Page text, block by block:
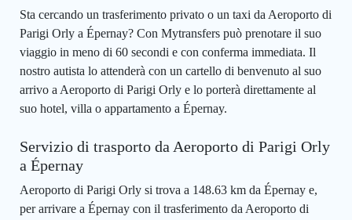
Sta cercando un trasferimento privato o un taxi da Aeroporto di
Parigi Orly a Épernay? Con Mytransfers può prenotare il suo
viaggio in meno di 60 secondi e con conferma immediata. Il
nostro autista lo attenderà con un cartello di benvenuto al suo
arrivo a Aeroporto di Parigi Orly e lo porterà direttamente al
suo hotel, villa o appartamento a Épernay.
Servizio di trasporto da Aeroporto di Parigi Orly
a Épernay
Aeroporto di Parigi Orly si trova a 148.63 km da Épernay e,
per arrivare a Épernay con il trasferimento da Aeroporto di